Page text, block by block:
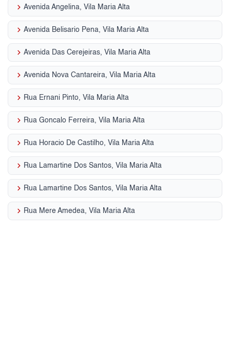
keyboard_arrow_right Avenida Angelina, Vila Maria Alta
keyboard_arrow_right Avenida Belisario Pena, Vila Maria Alta
keyboard_arrow_right Avenida Das Cerejeiras, Vila Maria Alta
keyboard_arrow_right Avenida Nova Cantareira, Vila Maria Alta
keyboard_arrow_right Rua Ernani Pinto, Vila Maria Alta
keyboard_arrow_right Rua Goncalo Ferreira, Vila Maria Alta
keyboard_arrow_right Rua Horacio De Castilho, Vila Maria Alta
keyboard_arrow_right Rua Lamartine Dos Santos, Vila Maria Alta
keyboard_arrow_right Rua Lamartine Dos Santos, Vila Maria Alta
keyboard_arrow_right Rua Mere Amedea, Vila Maria Alta